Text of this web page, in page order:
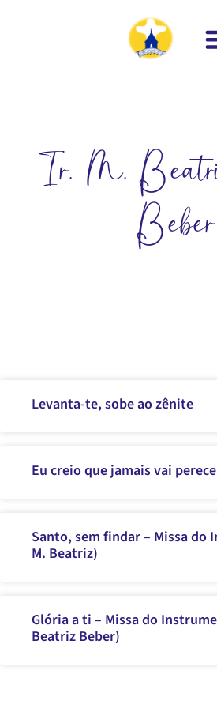
Ir. M.
Beber
Levanta-te, sobe ao zênite
Eu creio que jamais vai
Santo, sem findar – Missa do
M. Beatriz)
Glória a ti – Missa do
Beatriz Beber)